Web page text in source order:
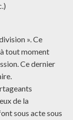
». Ce
tout moment
Ce dernier
de la
sous acte sous